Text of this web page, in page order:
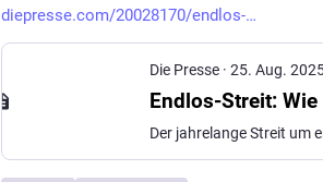
diepresse.com/20028170/endlos-
Die Presse · 25. Aug.